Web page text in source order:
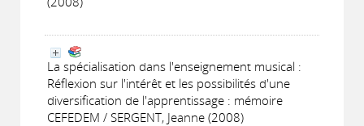
La spécialisation dans l'enseignement musical :
Réflexion sur l'intérêt et les possibilités d'une
diversification de l'apprentissage : mémoire
CEFEDEM / SERGENT, Jeanne (2008)